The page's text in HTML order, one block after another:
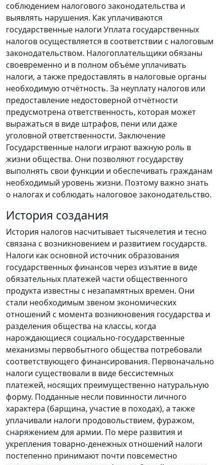
соблюдением налогового законодательства и
выявлять нарушения. Как уплачиваются
государственные налоги Уплата государственных
налогов осуществляется в соответствии с налоговым
законодательством. Налогоплательщики обязаны
своевременно и в полном объёме уплачивать
налоги, а также предоставлять в налоговые органы
необходимую отчётность. За неуплату налогов или
предоставление недостоверной отчётности
предусмотрена ответственность, которая может
выражаться в виде штрафов, пени или даже
уголовной ответственности. Заключение
Государственные налоги играют важную роль в
жизни общества. Они позволяют государству
выполнять свои функции и обеспечивать гражданам
необходимый уровень жизни. Поэтому важно знать
о налогах и соблюдать налоговое законодательство.
История создания
История налогов насчитывает тысячелетия и тесно
связана с возникновением и развитием государств.
Налоги как основной источник образования
государственных финансов через изъятие в виде
обязательных платежей части общественного
продукта известны с незапамятных времен. Они
стали необходимым звеном экономических
отношений с момента возникновения государства и
разделения общества на классы, когда
нарождающиеся социально-государственные
механизмы первобытного общества потребовали
соответствующего финансирования. Первоначально
налоги существовали в виде бессистемных
платежей, носящих преимущественно натуральную
форму. Подданные несли повинности личного
характера (барщина, участие в походах), а также
уплачивали налоги продовольствием, фуражом,
снаряжением для армии. По мере развития и
укрепления товарно-денежных отношений налоги
постепенно принимают почти повсеместно